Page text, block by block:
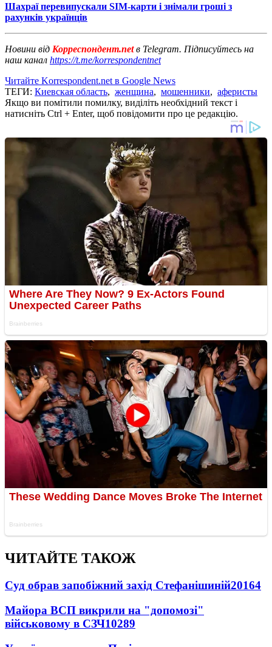
Шахраї перевипускали SIM-карти і знімали гроші з
рахунків українців
Новини від Корреспондент.netв Telegram. Підписуйтесь на
наш канал https://t.me/korrespondentnet
Читайте Korrespondent.net в Google News
ТЕГИ: Киевская область, женщина, мошенники, аферисты
Якщо ви помітили помилку, виділіть необхідний текст і
натисніть Ctrl + Enter, щоб повідомити про це редакцію.
ЧИТАЙТЕ ТАКОЖ
Суд обрав запобіжний захід Стефанішиній20164
Майора ВСП викрили на "допомозі"
військовому в СЗЧ10289